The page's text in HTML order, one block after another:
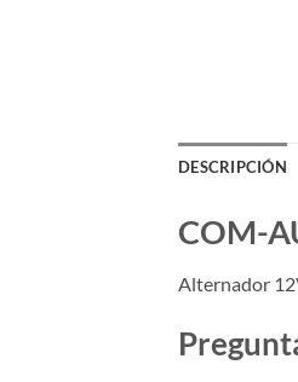
DESCRIPCIÓN
COM-
Alternador